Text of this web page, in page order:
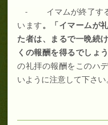
- イマムが終了する
います 。「イマームが
た者は、まるで一晩続
くの報酬を得るでしょう
の礼拝の報酬をこのハ
いように注意して下さい